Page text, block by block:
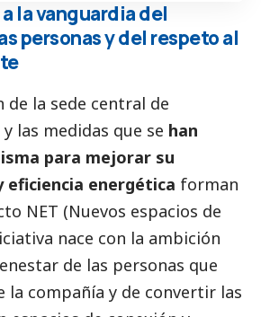
la vanguardia del
personas y del respeto al
de la sede central de
las medidas que se han
para mejorar su
eficiencia energética forman
NET (Nuevos espacios de
nace con la ambición
de las personas que
la compañía y de convertir las